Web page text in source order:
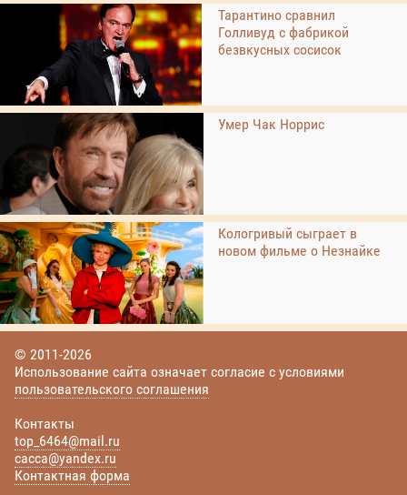
Тарантино сравнил
Голливуд с фабрикой
безвкусных сосисок
Умер Чак Норрис
Кологривый сыграет в
новом фильме о Незнайке
© 2011-2026
Использование сайта означает согласие с условиями
пользовательского соглашения
Контакты
top_6464@mail.ru
cacca@yandex.ru
Контактная форма